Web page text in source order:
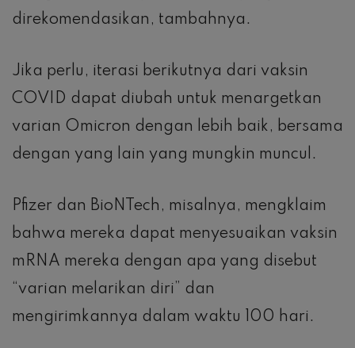
direkomendasikan, tambahnya.
Jika perlu, iterasi berikutnya dari vaksin
COVID dapat diubah untuk menargetkan
varian Omicron dengan lebih baik, bersama
dengan yang lain yang mungkin muncul.
Pfizer dan BioNTech, misalnya, mengklaim
bahwa mereka dapat menyesuaikan vaksin
mRNA mereka dengan apa yang disebut
“varian melarikan diri” dan
mengirimkannya dalam waktu 100 hari.